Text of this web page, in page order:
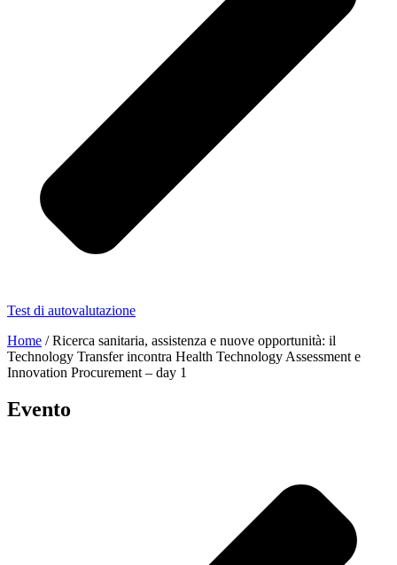
Test di autovalutazione
Home /Ricerca sanitaria, assistenza e nuove opportunità: il
Technology Transfer incontra Health Technology Assessment e
Innovation Procurement – day 1
Evento